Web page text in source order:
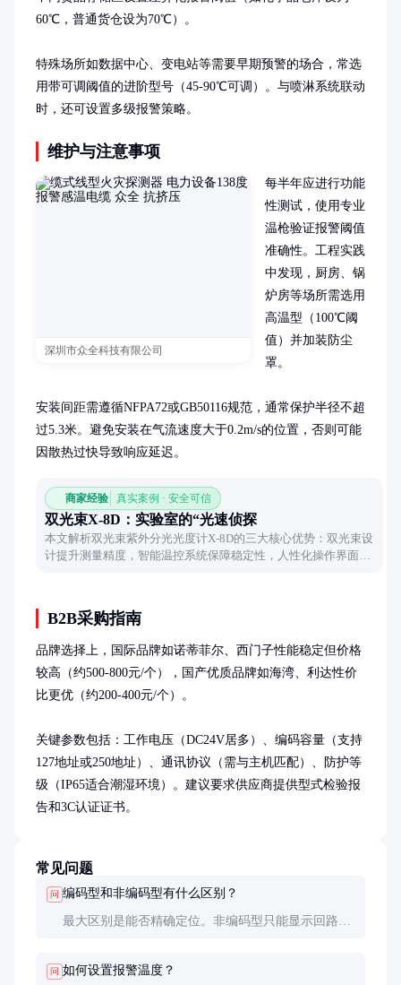
60℃，普通货仓设为70℃）。
特殊场所如数据中心、变电站等需要早期预警的场合，常选
用带可调阈值的进阶型号（45-90℃可调）。与喷淋系统联动
时，还可设置多级报警策略。
维护与注意事项
深圳市众全科技有限公司
每半年应进行功能
性测试，使用专业
温枪验证报警阈值
准确性。工程实践
中发现，厨房、锅
炉房等场所需选用
高温型（100℃阈
值）并加装防尘
罩。
安装间距需遵循NFPA72或GB50116规范，通常保护半径不超
过5.3米。避免安装在气流速度大于0.2m/s的位置，否则可能
因散热过快导致响应延迟。
商家经验 真实案例 · 安全可信
双光束X-8D：实验室的“光速侦探
本文解析双光束紫外分光光度计X-8D的三大核心优势：双光束设
计提升测量精度，智能温控系统保障稳定性，人性化操作界面简
B2B采购指南
品牌选择上，国际品牌如诺蒂菲尔、西门子性能稳定但价格
较高（约500-800元/个），国产优质品牌如海湾、利达性价
比更优（约200-400元/个）。
关键参数包括：工作电压（DC24V居多）、编码容量（支持
127地址或250地址）、通讯协议（需与主机匹配）、防护等
级（IP65适合潮湿环境）。建议要求供应商提供型式检验报
告和3C认证证书。
常见问题
问 编码型和非编码型有什么区别？
最大区别是能否精确定位。非编码型只能显示回路报
问 如何设置报警温度？